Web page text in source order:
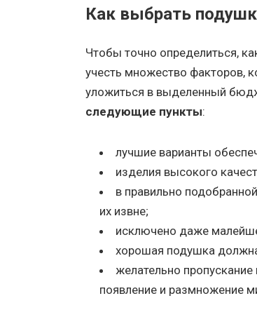
Как выбрать
Чтобы точно определиться,
учесть множество факторов,
уложиться в выделенный
следующие пункты:
лучшие варианты
изделия высокого
в правильно
их извне;
исключено даже
хорошая подушка
желательно пропускание
появление и размножение